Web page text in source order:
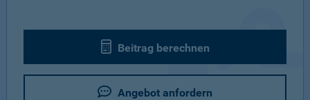
Beitrag berechnen
Angebot anfordern